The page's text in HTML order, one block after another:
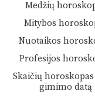
Medžių
Mitybos
Nuotaikos
Profesijos
Skaičių
gimimo datą